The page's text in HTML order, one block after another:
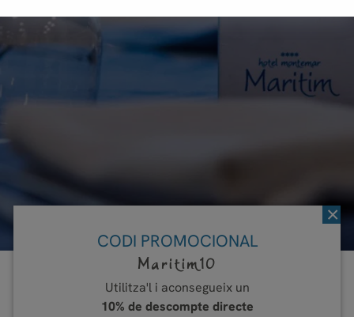
CODI PROMOCIONAL
Maritim10
Utilitza'l i aconsegueix un
10% de descompte directe
×